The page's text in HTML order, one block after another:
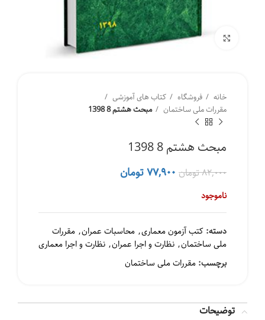
برای بزرگنمایی کلیک کنید
خانه فروشگاه
کتاب های آموزشی
مقررات ملی ساختمان
مبحث هشتم 8 1398
مبحث هشتم 8 1398
۸۲,۰۰۰تومان قیمت
بود.
۷۷,۹۰۰تومان
است.
ناموجود
دسته: کتب آزمون معماری, محاسبات عمران, مقررات
ملی ساختمان, نظارت و اجرا عمران, نظارت و اجرا معماری
برچسب: مقررات ملی ساختمان
توضیحات